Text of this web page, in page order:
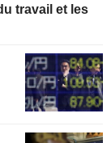
travail et les